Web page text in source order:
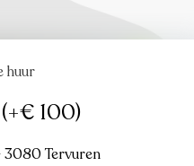
Nieuw
huur
(+€ 100)
3080 Tervuren